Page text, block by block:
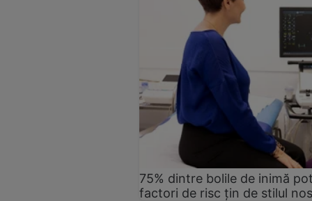
75% dintre bolile de inimă
factori de risc țin de stilul